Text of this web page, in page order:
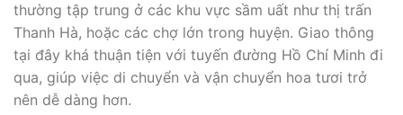
thường tập trung ở các khu vực sầm uất như thị trấn
Thanh Hà, hoặc các chợ lớn trong huyện. Giao thông
tại đây khá thuận tiện với tuyến đường Hồ Chí Minh đi
qua, giúp việc di chuyển và vận chuyển hoa tươi trở
nên dễ dàng hơn.